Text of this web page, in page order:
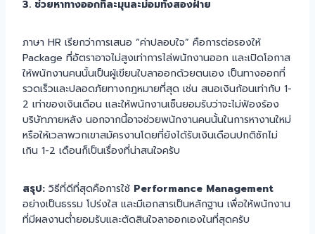
3. ช่วยหาทางออกที่ละมุนละม่อมทั้งสองฝ่าย
ภาษา HR เรียกว่าการเสนอ “ค่าปลอบใจ” คือการต่อรองให้
Package ที่อัตราอาจไม่สูงเท่าการไล่พนักงานออก และเปิดโอกาส
ให้พนักงานคนนั้นเป็นผู้เขียนใบลาออกด้วยตนเอง เป็นทางออกที่
รวดเร็วและปลอดภัยทางกฎหมายที่สุด เช่น สนอเงินก้อนเท่ากับ 1-
2 เท่าของเงินเดือน และให้พนักงานเซ็นยอมรับว่าจะไม่ฟ้องร้อง
บริษัทภายหลัง นอกจากนี้อาจช่วยพนักงานคนนั้นในการหางานใหม่
หรือให้เวลาพวกเขาสมัครงานโดยที่ยังได้รับเงินเดือนปกติซักไม่
เกิน 1-2 เดือนก็เป็นเรื่องที่น่าสนใจครับ
สรุป: วิธีที่ดีที่สุดคือการใช้ Performance Management
อย่างเป็นธรรม โปร่งใส และมีเอกสารเป็นหลักฐาน เพื่อให้พนักงาน
ที่มีผลงานต่ำยอมรับและตัดสินใจลาออกเองในที่สุดครับ